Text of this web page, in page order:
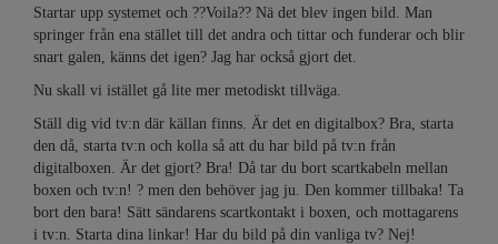
Startar upp systemet och ??Voila?? Nä det blev ingen bild. Man
springer från ena stället till det andra och tittar och funderar och blir
snart galen, känns det igen? Jag har också gjort det.
Nu skall vi istället gå lite mer metodiskt tillväga.
Ställ dig vid tv:n där källan finns. Är det en digitalbox? Bra, starta
den då, starta tv:n och kolla så att du har bild på tv:n från
digitalboxen. Är det gjort? Bra! Då tar du bort scartkabeln mellan
boxen och tv:n! ? men den behöver jag ju. Den kommer tillbaka! Ta
bort den bara! Sätt sändarens scartkontakt i boxen, och mottagarens
i tv:n. Starta dina linkar! Har du bild på din vanliga tv? Nej!